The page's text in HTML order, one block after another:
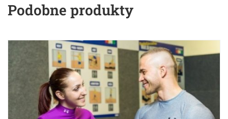
Podobne produkty